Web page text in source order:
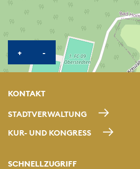
+KARTE HEREINZOOMEN
-KARTE HERAUSZOOMEN
KONTAKT
STADTVERWALTUNG
KUR- UND KONGRESS
SCHNELLZUGRIFF